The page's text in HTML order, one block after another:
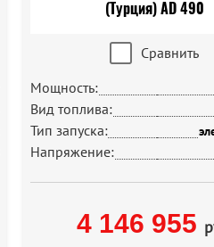
Сравнить
Мощность:
Вид топлива:
Тип запуска:
Напряжение:
4 146 955